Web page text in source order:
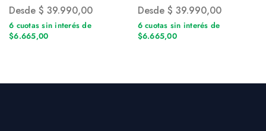
Desde $ 39.990,00
6 cuotas sin interés de
$6.665,00
Desde $ 39.990,00
6 cuotas sin interés de
$6.665,00